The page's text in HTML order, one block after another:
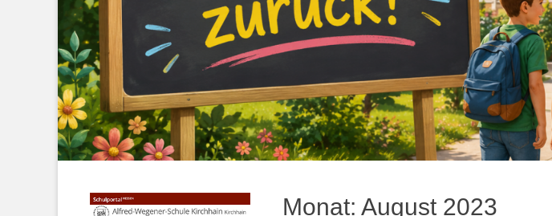
Monat: August 2023